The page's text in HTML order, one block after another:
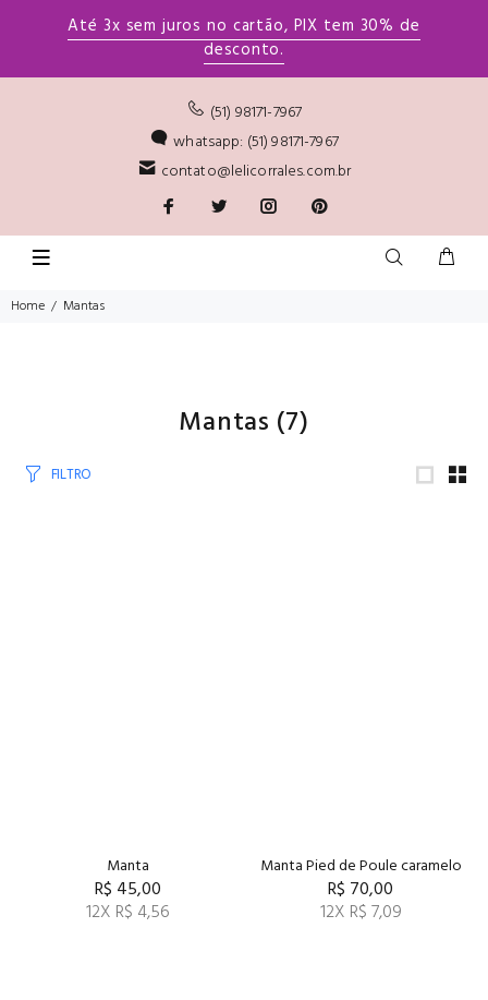
Até 3x sem juros no cartão, PIX tem 30% de
desconto.
(51) 98171-7967
whatsapp: (51) 98171-7967
contato@lelicorrales.com.br
Home Mantas
Mantas (7)
FILTRO
Manta
R$ 45,00
12X R$ 4,56
Manta Pied de Poule caramelo
R$ 70,00
12X R$ 7,09